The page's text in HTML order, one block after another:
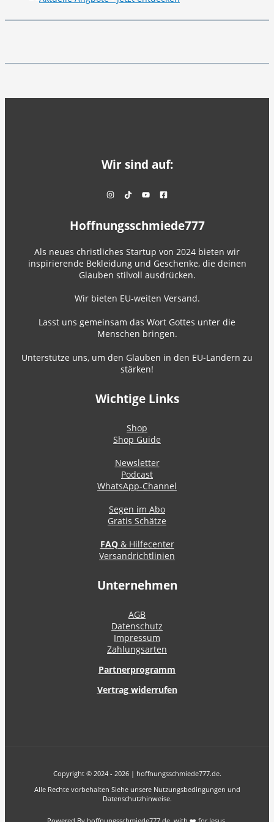
Wir sind auf:
Hoffnungsschmiede777
Als neues christliches Startup von 2024 bieten wir
inspirierende Bekleidung und Geschenke, die deinen
Glauben stilvoll ausdrücken.
Wir bieten EU-weiten Versand.
Lasst uns gemeinsam das Wort Gottes unter die
Menschen bringen.
Unterstütze uns, um den Glauben in den EU-Ländern zu
stärken!
Wichtige Links
Shop
Shop Guide
Newsletter
Podcast
WhatsApp-Channel
Segen im Abo
Gratis Schätze
FAQ& Hilfecenter
Versandrichtlinien
Unternehmen
AGB
Datenschutz
Impressum
Zahlungsarten
Partnerprogramm
Vertrag widerrufen
Copyright © 2024 - 2026 | hoffnungsschmiede777.de.
Alle Rechte vorbehalten Siehe unsere Nutzungsbedingungen und
Datenschutzhinweise.